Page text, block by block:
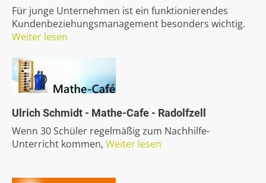
Für junge Unternehmen ist ein funktionierendes
Kundenbeziehungsmanagement besonders wichtig.
Weiter lesen
UlrichSchmidt - Mathe-Cafe - Radolfzell
Wenn 30 Schüler regelmäßig zum Nachhilfe-
Unterricht kommen, Weiter lesen